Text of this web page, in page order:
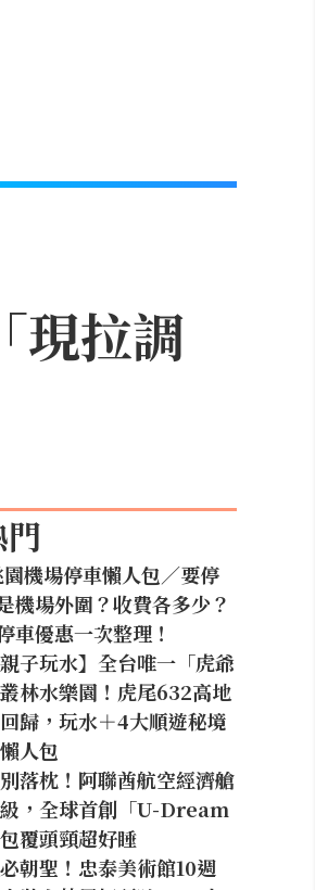
現拉調
機場停車懶人包／要停
機場外圍？收費各多少？
車優惠一次整理！
親子玩水】全台唯一「虎爺
林水樂園！虎尾632高地
歸，玩水＋4大順遊秘境
人包
落枕！阿聯酋航空經濟艙
，全球首創「U-Dream
覆頭頸超好睡
朝聖！忠泰美術館10週